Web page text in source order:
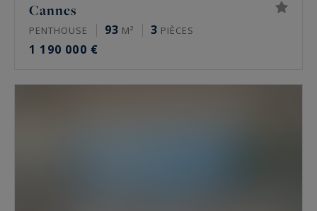
Cannes
PENTHOUSE 93 M² 3 PIÈCES
1 190 000 €